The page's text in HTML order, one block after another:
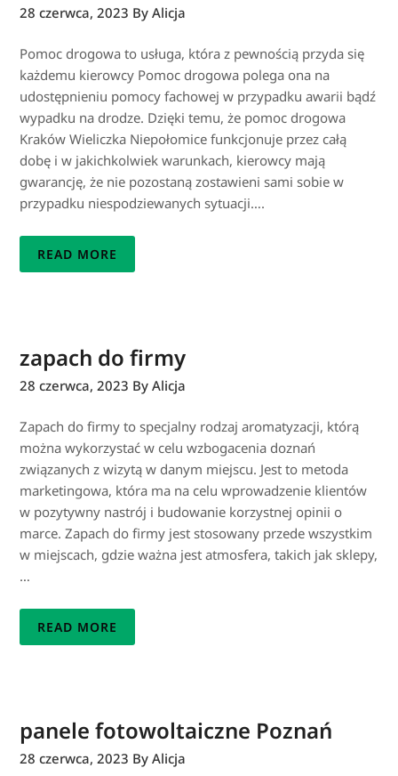
28 czerwca, 2023 By Alicja
Pomoc drogowa to usługa, która z pewnością przyda się
każdemu kierowcy Pomoc drogowa polega ona na
udostępnieniu pomocy fachowej w przypadku awarii bądź
wypadku na drodze. Dzięki temu, że pomoc drogowa
Kraków Wieliczka Niepołomice funkcjonuje przez całą
dobę i w jakichkolwiek warunkach, kierowcy mają
gwarancję, że nie pozostaną zostawieni sami sobie w
przypadku niespodziewanych sytuacji….
READ MORE
zapach do firmy
28 czerwca, 2023 By Alicja
Zapach do firmy to specjalny rodzaj aromatyzacji, którą
można wykorzystać w celu wzbogacenia doznań
związanych z wizytą w danym miejscu. Jest to metoda
marketingowa, która ma na celu wprowadzenie klientów
w pozytywny nastrój i budowanie korzystnej opinii o
marce. Zapach do firmy jest stosowany przede wszystkim
w miejscach, gdzie ważna jest atmosfera, takich jak sklepy,
…
READ MORE
panele fotowoltaiczne Poznań
28 czerwca, 2023 By Alicja